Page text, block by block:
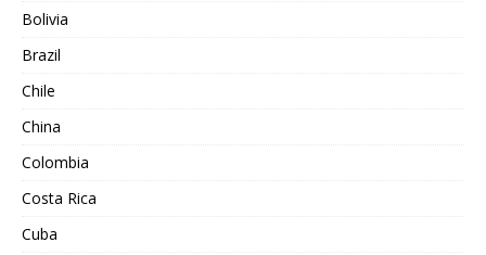
Bolivia
Brazil
Chile
China
Colombia
Costa Rica
Cuba